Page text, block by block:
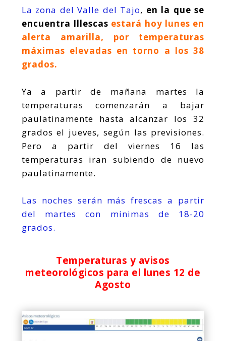
La zona del Valle del Tajo, en la que se
encuentra Illescas estará hoy lunes en
alerta amarilla, por temperaturas
máximas elevadas en torno a los 38
grados.
Ya a partir de mañana martes la
temperaturas comenzarán a bajar
paulatinamente hasta alcanzar los 32
grados el jueves, según las previsiones.
Pero a partir del viernes 16 las
temperaturas iran subiendo de nuevo
paulatinamente.
Las noches serán más frescas a partir
del martes con minimas de 18-20
grados.
Temperaturas y avisos
meteorológicos para el lunes 12 de
Agosto